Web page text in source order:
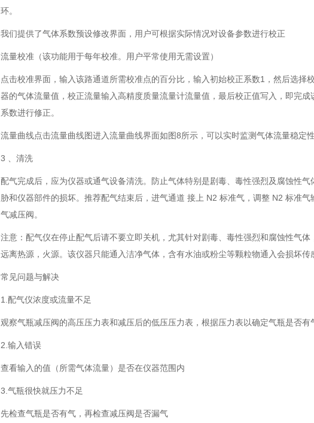
环。
我们提供了气体系数预设修改界面，用户可根据实际情况对设备参数进行校正
流量校准（该功能用于每年校准。用户平常使用无需设置）
点击校准界面，输入该路通道所需校准点的百分比，输入初始校正系数1，然后选择
器的气体流量值，校正流量输入高精度质量流量计流量值，最后校正值写入，即完
系数进行修正。
流量曲线点击流量曲线图进入流量曲线界面如图8所示，可以实时监测气体流量稳定性
3 、清洗
配气完成后，应为仪器或通气设备清洗。防止气体特别是剧毒、毒性强烈及腐蚀性
胁和仪器部件的损坏。推荐配气结束后，进气通道 接上 N2 标准气，调整 N2 标准
气减压阀。
注意：配气仪在停止配气后请不要立即关机，尤其针对剧毒、毒性强烈和腐蚀性气
远离热源，火源。该仪器只能通入洁净气体，含有水油或粉尘等颗粒物通入会损坏传
常见问题与解决
1.配气仪浓度或流量不足
观察气瓶减压阀的高压压力表和减压后的低压压力表，根据压力表以确定气瓶是否
2.输入错误
查看输入的值（所需气体流量）是否在仪器范围内
3.气瓶很快就压力不足
先检查气瓶是否有气，再检查减压阀是否漏气